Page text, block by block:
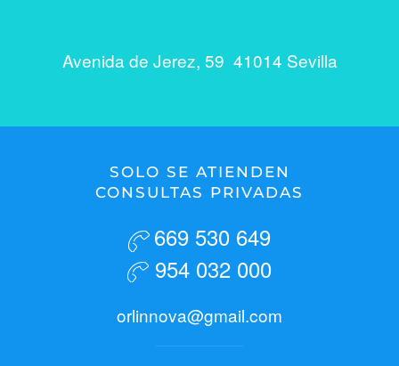
Avenida de Jerez, 59 41014 Sevilla
SOLO SE ATIENDEN
CONSULTAS PRIVADAS
669 530 649
954 032 000
orlinnova@gmail.com